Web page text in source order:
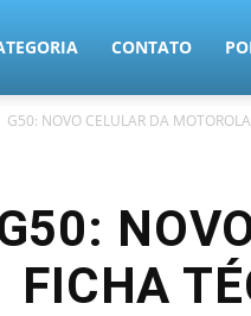
CONTATO
G50: NOVO CELULAR DA
FICHA